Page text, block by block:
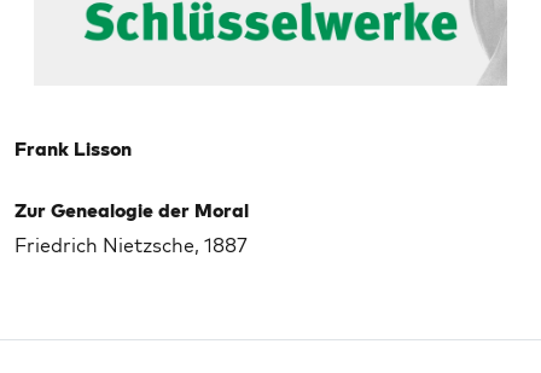
Frank Lisson
Zur Genealogie der Moral
Friedrich Nietzsche, 1887